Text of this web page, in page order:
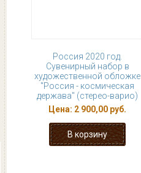
Россия 2020 год.
Сувенирный набор в
художественной обложке
"Россия - космическая
держава" (стерео-варио)
Цена: 2 900,00 руб.